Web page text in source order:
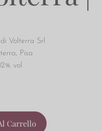
Volterra Srl
Pisa
vol
Carrello